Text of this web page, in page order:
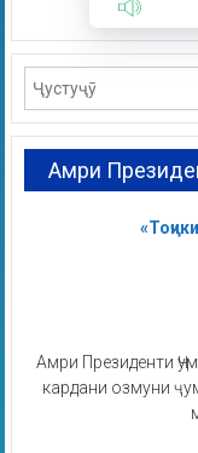
Амри
Амри Президенти
кардани озмуни